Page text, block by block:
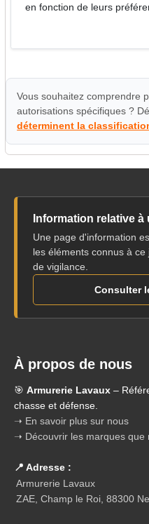
en fonction de leurs
Vous souhaitez comprendre
autorisations spécifiques ?
déterminent la
Information relative
Une page d'information
les éléments connus à
de vigilance.
Consulter
À propos de nous
🎯 Armurerie Lavaux –
chasse et défense.
➝ En savoir plus sur nous
➝ Découvrir les marques que
📍 Adresse :
Armurerie Lavaux
ZAE, Champ le Roi, 88300